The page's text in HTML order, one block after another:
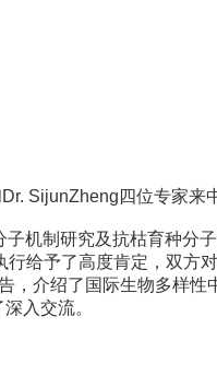
SijunZheng四位专家来
制研究及抗枯育种分
给予了高度肯定，双方
介绍了国际生物多样
入交流。